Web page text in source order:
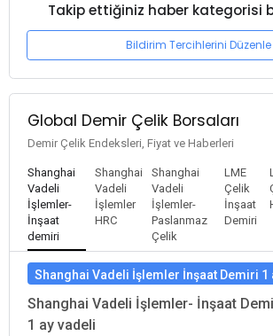
Takip ettiğiniz haber kategorisi
Bildirim Tercihlerini Düzenle
Global Demir Çelik Borsaları
Demir Çelik Endeksleri, Fiyat ve Haberleri
Shanghai
Vadeli
İşlemler-
İnşaat
demiri
Shanghai
Vadeli
İşlemler
HRC
Shanghai
Vadeli
İşlemler-
Paslanmaz
Çelik
LME
Çelik
İnşaat
Demiri
Shanghai Vadeli İşlemler İnşaat Demiri 1
Shanghai Vadeli İşlemler- İnşaat
1 ay vadeli